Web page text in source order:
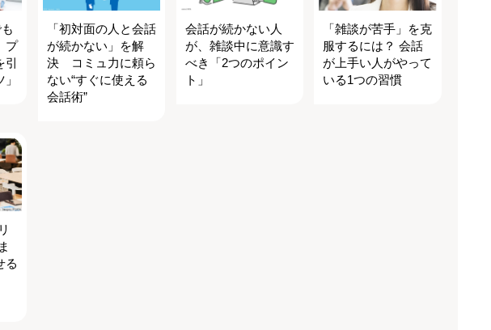
プ
引
「初対面の人と会話
が続かない」を解
決 コミュ力に頼ら
ない“すぐに使える
会話術”
会話が続かない人
が、雑談中に意識す
べき「2つのポイン
ト」
「雑談が苦手」を克
服するには？ 会話
が上手い人がやって
いる1つの習慣
る